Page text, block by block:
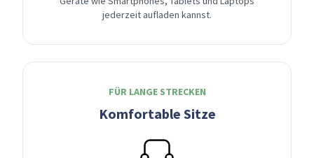
jederzeit aufladen kannst.
FÜR LANGE STRECKEN
Komfortable Sitze